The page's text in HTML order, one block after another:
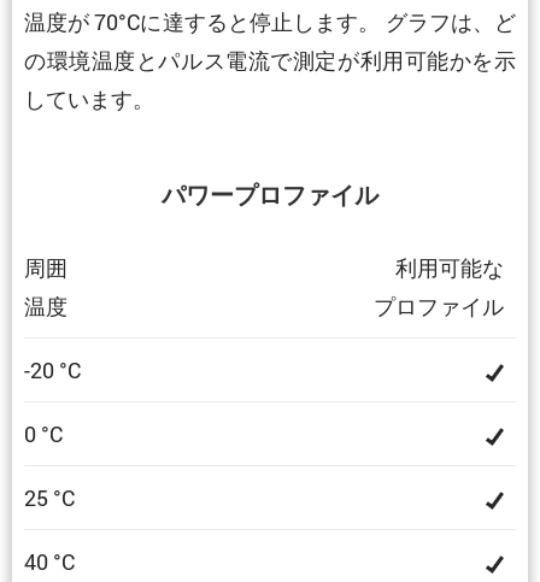
温度が 70°Cに達すると停止します。 グラフは、ど
の環境温度とパルス電流で測定が利用可能かを示
しています。
パワープロファイル
周囲
温度
利用可能な
プロファイル
-20 °C
0 °C
25 °C
40 °C